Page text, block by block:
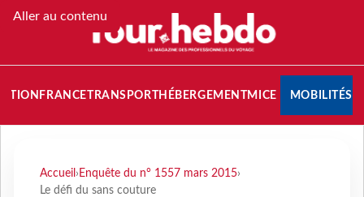
Aller au contenu
FRANCETRANSPORT HÉBERGEMENTMICE MOBILITÉS
Accueil › Enquête du n° 1557 mars 2015›
Le défi du sans couture